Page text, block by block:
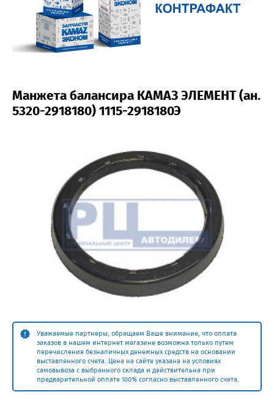
Манжета балансира КАМАЗ ЭЛЕМЕНТ (ан.
5320-2918180) 1115-2918180Э
Уважаемые партнеры, обращаем Ваше внимание, что оплата
заказов в нашем интернет магазине возможна только путем
перечисления безналичных денежных средств на основании
выставленного счета. Цена на сайте указана на условиях
самовывоза с выбранного склада и действительна при
предварительной оплате 100% согласно выставленного счета.